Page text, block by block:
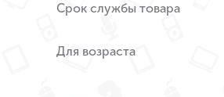
Срок службы товара
Для возраста